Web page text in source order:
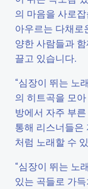
의 마음을 사로
아우르는 다채로
양한 사람들과
끌고 있습니다.
“심장이 뛰는 노
의 히트곡을 모
방에서 자주 부
통해 리스너들은
처럼 노래할 수
“심장이 뛰는 노
있는 곡들로 가